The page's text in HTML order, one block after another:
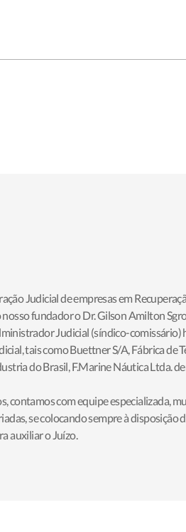
Judicial de empresas em
nosso fundador o Dr. Gilson Amilton
Judicial (síndico-comissário)
tais como Buettner S/A, Fábrica de
do Brasil, F.Marine Náutica Ltda.
contamos com equipe especializada,
se colocando sempre à disposição
auxiliar o Juízo.